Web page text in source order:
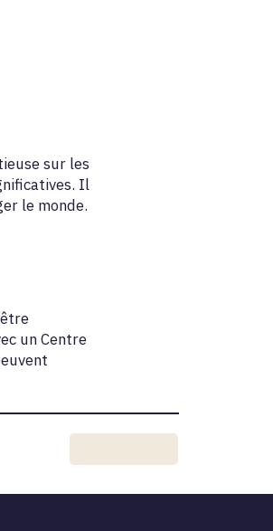
sur les
Il
le monde.
un Centre